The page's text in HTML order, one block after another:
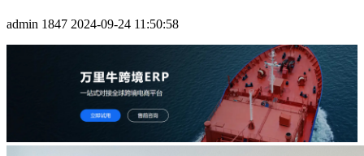
admin 1847 2024-09-24 11:50:58